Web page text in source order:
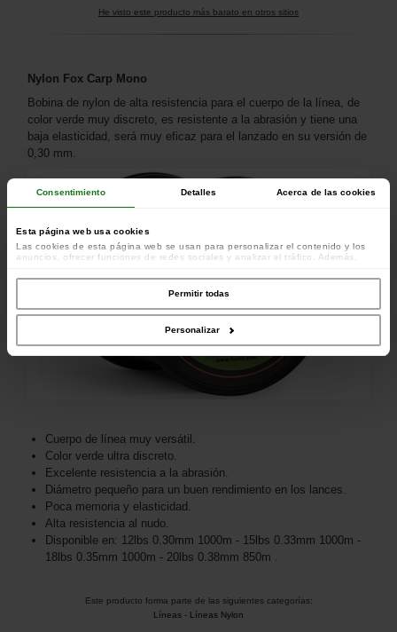
Consentimiento Detalles Acerca de las cookies
Esta página web usa cookies
Las cookies de esta página web se usan para personalizar el contenido y los
anuncios, ofrecer funciones de redes sociales y analizar el tráfico. Además,
colaboradores de redes sociales, publicidad y análisis web, quienes pueden
combinarla con otra información que les haya proporcionado o que hayan
recopilado a partir del uso que haya hecho de sus servicios.
Permitir todas
Personalizar
He visto este producto más barato en otros sitios
Nylon Fox Carp Mono
Bobina de nylon de alta resistencia para el cuerpo de la línea, de
color verde muy discreto, es resistente a la abrasión y tiene una
baja elasticidad, será muy eficaz para el lanzado en su versión de
0,30 mm.
Cuerpo de línea muy versátil.
Color verde ultra discreto.
Excelente resistencia a la abrasión.
Diámetro pequeño para un buen rendimiento en los lances.
Poca memoria y elasticidad.
Alta resistencia al nudo.
Disponible en: 12lbs 0.30mm 1000m - 15lbs 0.33mm 1000m -
18lbs 0.35mm 1000m - 20lbs 0.38mm 850m .
Este producto forma parte de las siguientes categorías:
Líneas - Líneas Nylon